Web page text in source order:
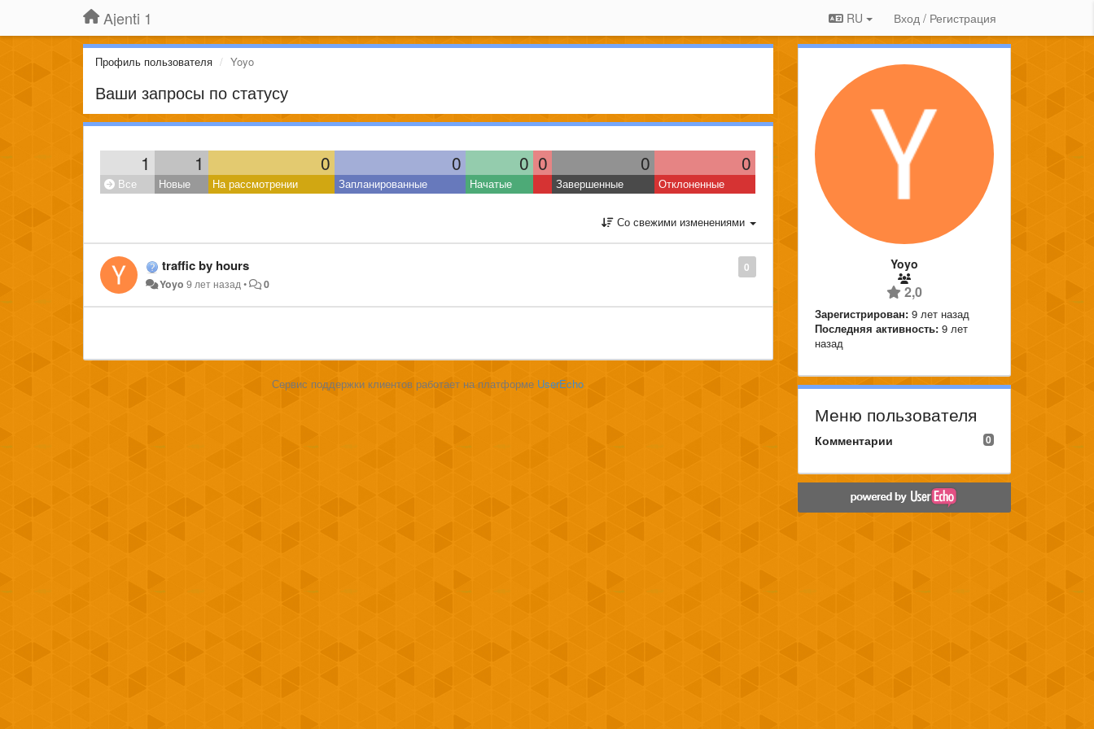
Ajenti 1 RU Вход / Регистрация
Профиль пользователя Yoyo
Ваши запросы по статусу
1 1 0 0 0 0 0 0
Все Новые На рассмотрении Запланированные Начатые Завершенные Отклоненные
Со свежими изменениями
0
traffic by hours
Yoyo 9 лет назад• 0
Сервис поддержки клиентов работает на платформе UserEcho
Yoyo
2,0
Зарегистрирован: 9 лет назад
Последняя активность: 9 лет
назад
Меню пользователя
0
Комментарии